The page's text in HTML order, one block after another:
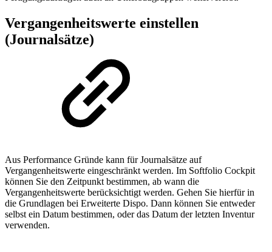
Vergangenheitswerte einstellen
(Journalsätze)
Aus Performance Gründe kann für Journalsätze auf
Vergangenheitswerte eingeschränkt werden. Im Softfolio Cockpit
können Sie den Zeitpunkt bestimmen, ab wann die
Vergangenheitswerte berücksichtigt werden. Gehen Sie hierfür in
die Grundlagen bei Erweiterte Dispo. Dann können Sie entweder
selbst ein Datum bestimmen, oder das Datum der letzten Inventur
verwenden.